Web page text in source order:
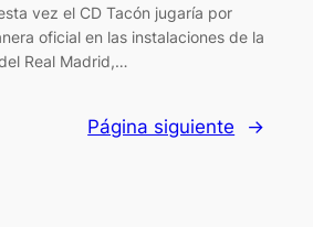
vez el CD Tacón jugaría por
oficial en las instalaciones de la
Real Madrid,…
Página siguiente →